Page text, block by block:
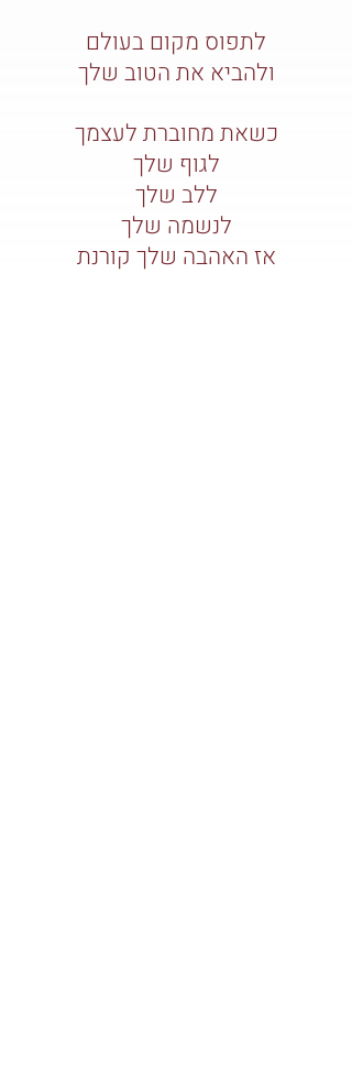
לתפוס מקום בעולם
ולהביא את הטוב שלך
כשאת מחוברת לעצמך
לגוף שלך
ללב שלך
לנשמה שלך
אז האהבה שלך קורנת